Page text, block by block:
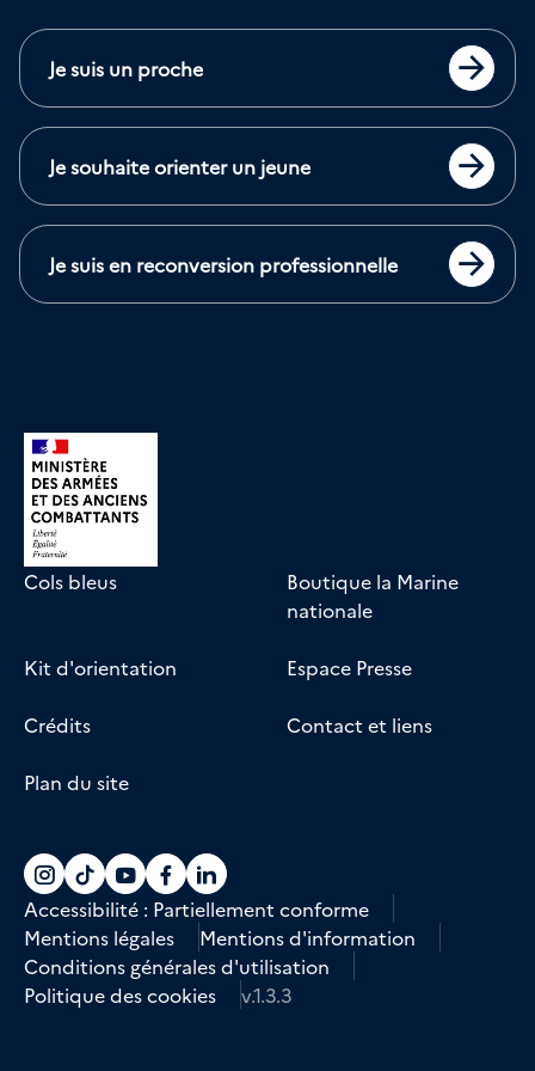
Je suis un proche
Je souhaite orienter un jeune
Je suis en reconversion professionnelle
Cols bleus
Boutique la Marine
nationale
Kit d'orientation Espace Presse
Crédits Contact et liens
Plan du site
Accéder au compte La marine recrute
Accéder au compte La marine recrute
Accéder au compte La marine
Accéder au compte La marine
Accéder au compte La
Accessibilité : Partiellement conforme
Mentions légales
Mentions d'information
Conditions générales d'utilisation
Politique des cookies
v.1.3.3